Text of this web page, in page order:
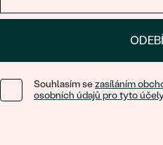
Souhlasím sezasíláním
osobních údajů pro tyto účely